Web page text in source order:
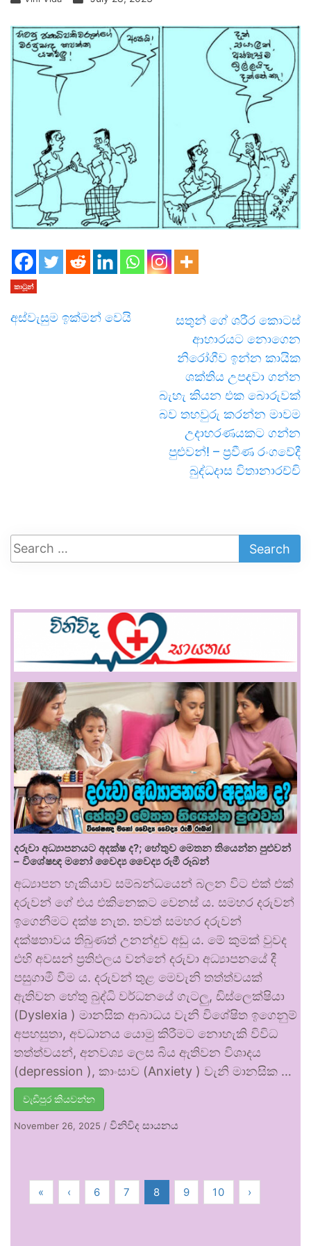
කාටූන්
අස්වැසුම ඉක්මන් වෙයි
සතුන් ගේ ශරීර කොටස්
ආහාරයට නොගෙන
නිරෝගීව ඉන්න කායික
ශක්තිය උපදවා ගන්න
බැහැ කියන එක බොරුවක්
බව තහවුරු කරන්න මාවම
උදාහරණයකට ගන්න
පුළුවන්! – ප්‍රවීණ රංගවේදී
බුද්ධදාස විතානාරච්චි
දරුවා අධ්‍යාපනයට අදක්ෂ ද?; හේතුව මෙතන තියෙන්න පුළුවන්
– විශේෂඥ මනෝ වෛද්‍ය වෛද්‍ය රුමී රූබන්
අධ්‍යාපන හැකියාව සම්බන්ධයෙන් බලන විට එක් එක්
දරුවන් ගේ එය එකිනෙකට වෙනස් ය. සමහර දරුවන්
ඉගෙනීමට දක්ෂ නැත. තවත් සමහර දරුවන්
දක්ෂතාවය තිබුණත් උනන්දුව අඩු ය. මේ කුමක් වුවද
එහි අවසන් ප්‍රතිඵලය වන්නේ දරුවා අධ්‍යාපනයේ දී
පසුගාමී වීම ය. දරුවන් තුළ මෙවැනි තත්ත්වයක්
ඇතිවන හේතු බුද්ධි වර්ධනයේ ගැටලු, ඩිස්ලෙක්ෂියා
(Dyslexia ) මානසික ආබාධය වැනි විශේෂිත ඉගෙනුම්
අපහසුතා, අවධානය යොමු කිරීමට නොහැකි විවිධ
තත්ත්වයන්, අනවශ්‍ය ලෙස බිය ඇතිවන විශාදය
(depression ), කාංසාව (Anxiety ) වැනි මානසික …
වැඩිපුර කියවන්න
November 26, 2025 / විනිවිද සායනය
« ‹ 6 7 8 9 10 ›